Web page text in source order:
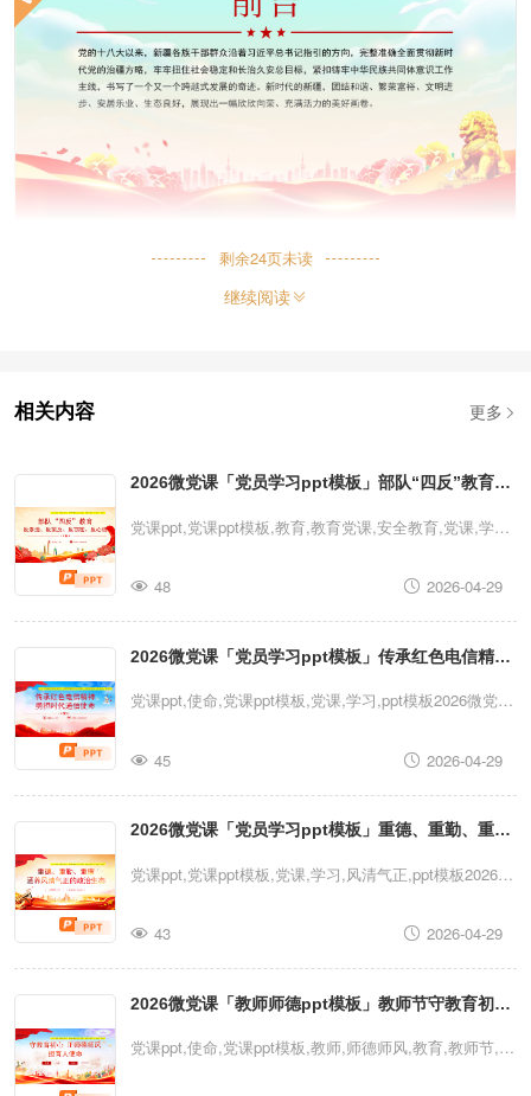
剩余24页未读
继续阅读
相关内容 更多
2026微党课「党员学习ppt模板」部队“四反”教育部
队安全教育党课ppt模板（含配套讲稿）
党课ppt,党课ppt模板,教育,教育党课,安全教育,党课,学
育部队安全教育党课ppt模板（含配套讲稿）党课ppt,党课
ppt模板,教育,教育党课,安全教育,党课,学习,ppt模板2026
微党课「党员学习ppt模板」部队“四反”教育部队安全教育
党课ppt模板（含配套讲稿）
48 2026-04-29
2026微党课「党员学习ppt模板」传承红色电信精神
勇担时代通信使命党课ppt模板（含配套讲稿）
党课ppt,使命,党课ppt模板,党课,学习,ppt模板2026微党课
命党课ppt模板（含配套讲稿）党课ppt,使命,党课ppt模板,
党课,学习,ppt模板2026微党课「党员学习ppt模板」传承
红色电信精神勇担时代通信使命党课ppt模板（含配套讲
稿）
45 2026-04-29
2026微党课「党员学习ppt模板」重德、重勤、重廉
涵养风清气正的政治生态党课ppt模板（含配套讲
党课ppt,党课ppt模板,党课,学习,风清气正,ppt模板2026微
正的政治生态党课ppt模板（含配套讲稿）党课ppt,党课
ppt模板,党课,学习,风清气正,ppt模板2026微党课「党员
学习ppt模板」重德、重勤、重廉涵养风清气正的政治生
态党课ppt模板（含配套讲稿）
43 2026-04-29
2026微党课「教师师德ppt模板」教师节守教育初心
正师德师风担育人使命党课ppt模板（含配套讲稿）
党课ppt,使命,党课ppt模板,教师,师德师风,教育,教师节,党